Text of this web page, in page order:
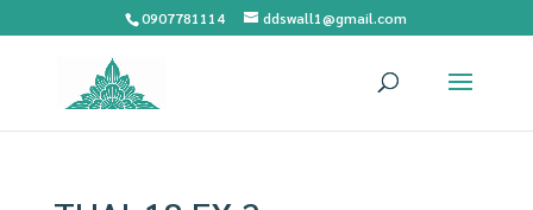
0907781114 ddswall1@gmail.com